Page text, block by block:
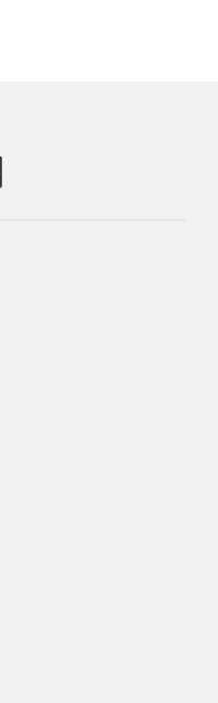
KONTAKTINFORMASJON